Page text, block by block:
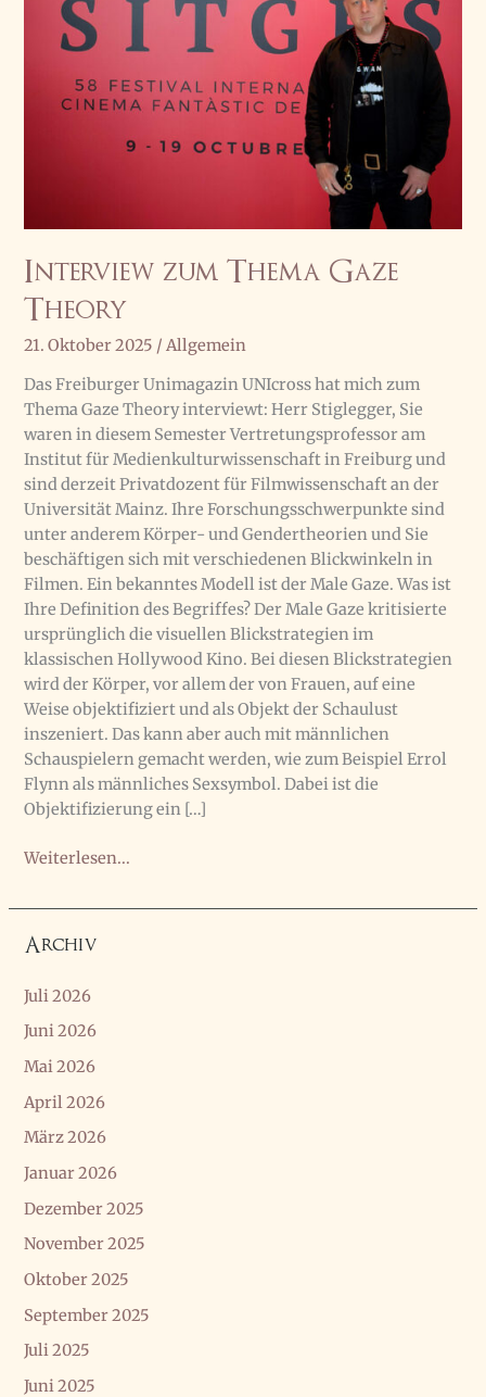
Interview zum Thema Gaze
Theory
21. Oktober 2025 /Allgemein
Das Freiburger Unimagazin UNIcross hat mich zum
Thema Gaze Theory interviewt: Herr Stiglegger, Sie
waren in diesem Semester Vertretungsprofessor am
Institut für Medienkulturwissenschaft in Freiburg und
sind derzeit Privatdozent für Filmwissenschaft an der
Universität Mainz. Ihre Forschungsschwerpunkte sind
unter anderem Körper- und Gendertheorien und Sie
beschäftigen sich mit verschiedenen Blickwinkeln in
Filmen. Ein bekanntes Modell ist der Male Gaze. Was ist
Ihre Definition des Begriffes? Der Male Gaze kritisierte
ursprünglich die visuellen Blickstrategien im
klassischen Hollywood Kino. Bei diesen Blickstrategien
wird der Körper, vor allem der von Frauen, auf eine
Weise objektifiziert und als Objekt der Schaulust
inszeniert. Das kann aber auch mit männlichen
Schauspielern gemacht werden, wie zum Beispiel Errol
Flynn als männliches Sexsymbol. Dabei ist die
Objektifizierung ein […]
Interview
Thema
Gaze
Theory
Weiterlesen...
Archiv
Juli 2026
Juni 2026
Mai 2026
April 2026
März 2026
Januar 2026
Dezember 2025
November 2025
Oktober 2025
September 2025
Juli 2025
Juni 2025